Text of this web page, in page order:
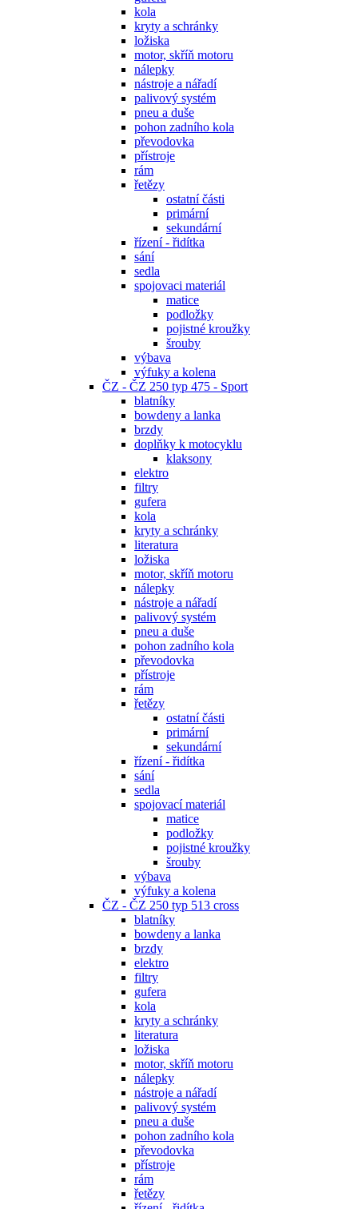
kola
kryty a schránky
ložiska
motor, skříň motoru
nálepky
nástroje a nářadí
palivový systém
pneu a duše
pohon zadního kola
převodovka
přístroje
rám
řetězy
ostatní části
primární
sekundární
řízení - řidítka
sání
sedla
spojovaci materiál
matice
podložky
pojistné kroužky
šrouby
výbava
výfuky a kolena
ČZ - ČZ 250 typ 475 - Sport
blatníky
bowdeny a lanka
brzdy
doplňky k motocyklu
klaksony
elektro
filtry
gufera
kola
kryty a schránky
literatura
ložiska
motor, skříň motoru
nálepky
nástroje a nářadí
palivový systém
pneu a duše
pohon zadního kola
převodovka
přístroje
rám
řetězy
ostatní části
primární
sekundární
řízení - řidítka
sání
sedla
spojovací materiál
matice
podložky
pojistné kroužky
šrouby
výbava
výfuky a kolena
ČZ - ČZ 250 typ 513 cross
blatníky
bowdeny a lanka
brzdy
elektro
filtry
gufera
kola
kryty a schránky
literatura
ložiska
motor, skříň motoru
nálepky
nástroje a nářadí
palivový systém
pneu a duše
pohon zadního kola
převodovka
přístroje
rám
řetězy